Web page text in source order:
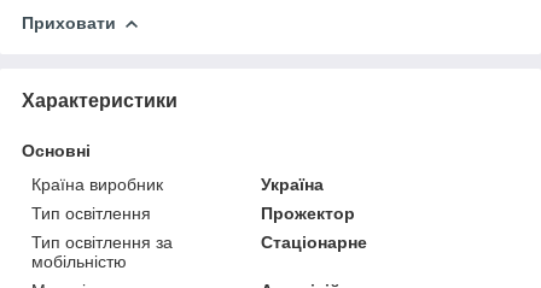
Приховати
Характеристики
Основні
Країна виробник
Україна
Тип освітлення
Прожектор
Тип освітлення за
мобільністю
Стаціонарне